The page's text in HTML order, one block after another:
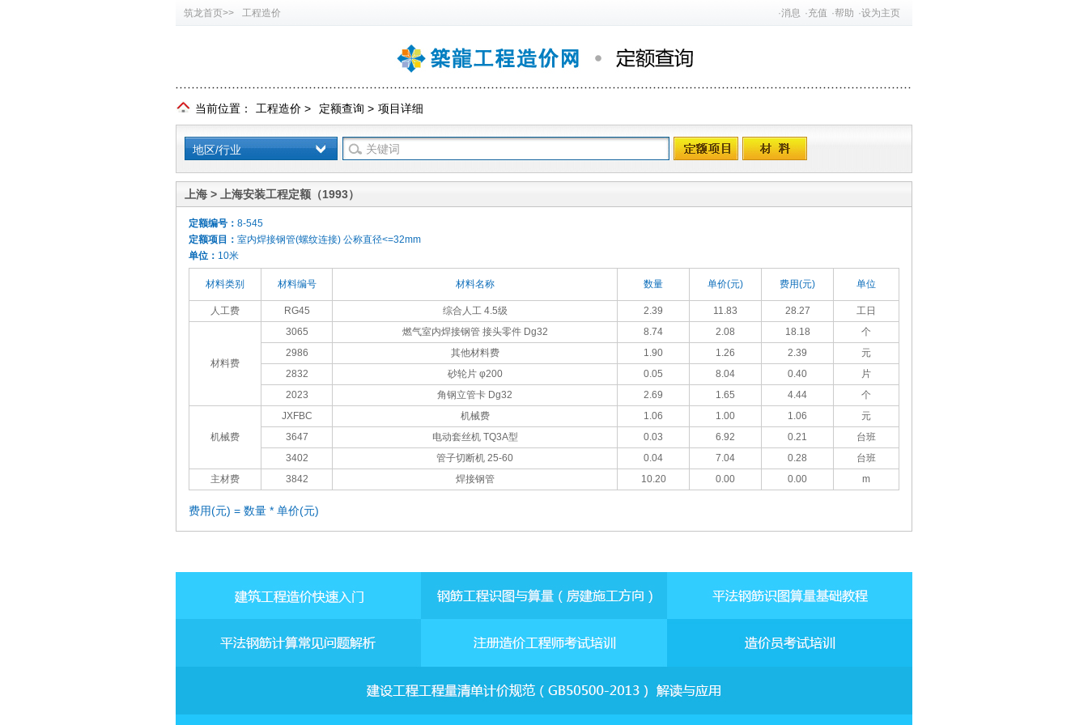
筑龙首页>> 工程造价 ·消息 ·充值 ·帮助 ·设为主页
当前位置： 工程造价 > 定额查询 > 项目详细
地区/行业
上海 > 上海安装工程定额（1993）
定额编号： 8-545
定额项目： 室内焊接钢管(螺纹连接) 公称直径<=32mm
单位： 10米
材料类别 材料编号 材料名称 数量 单价(元) 费用(元) 单位
人工费 RG45 综合人工 4.5级 2.39 11.83 28.27 工日
材料费
3065 燃气室内焊接钢管 接头零件 Dg32 8.74 2.08 18.18
个
2986
其他材料费 1.90 1.26 2.39
元
2832
砂轮片 φ200 0.05 8.04 0.40
片
2023
角钢立管卡 Dg32 2.69 1.65 4.44 个
机械费
JXFBC 机械费 1.06 1.00 1.06
元
3647
电动套丝机 TQ3A型 0.03 6.92 0.21
台班
3402
管子切断机 25-60 0.04 7.04 0.28
台班
主材费
3842 焊接钢管 10.20 0.00 0.00 m
费用(元) = 数量 * 单价(元)